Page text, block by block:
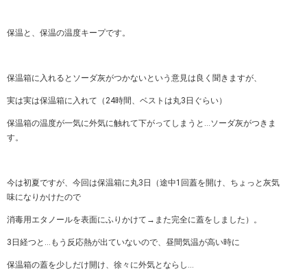
保温と、保温の温度キープです。
保温箱に入れるとソーダ灰がつかないという意見は良く聞きますが、
実は実は保温箱に入れて（24時間、ベストは丸3日ぐらい）
保温箱の温度が一気に外気に触れて下がってしまうと…ソーダ灰がつきま
す。
今は初夏ですが、今回は保温箱に丸3日（途中1回蓋を開け、ちょっと灰気
味になりかけたので
消毒用エタノールを表面にふりかけて→また完全に蓋をしました）。
3日経つと…もう反応熱が出ていないので、昼間気温が高い時に
保温箱の蓋を少しだけ開け、徐々に外気とならし…